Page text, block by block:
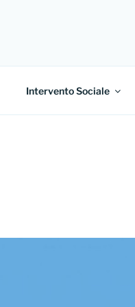
Intervento Sociale